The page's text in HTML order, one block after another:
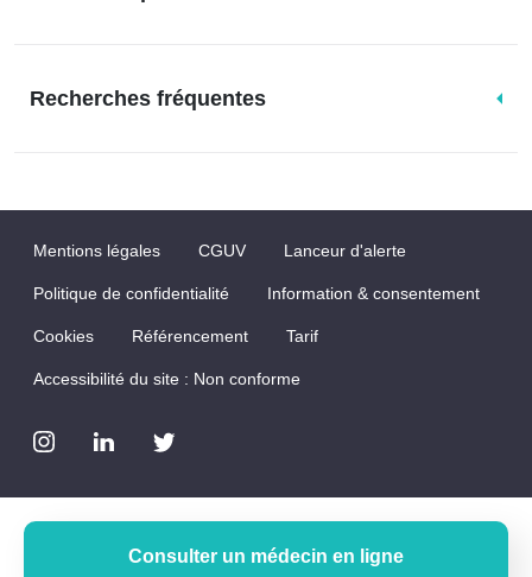
Recherches fréquentes
Mentions légales CGUV Lanceur d'alerte
Politique de confidentialité Information & consentement
Cookies Référencement Tarif
Accessibilité du site : Non conforme
Consulter un médecin en ligne